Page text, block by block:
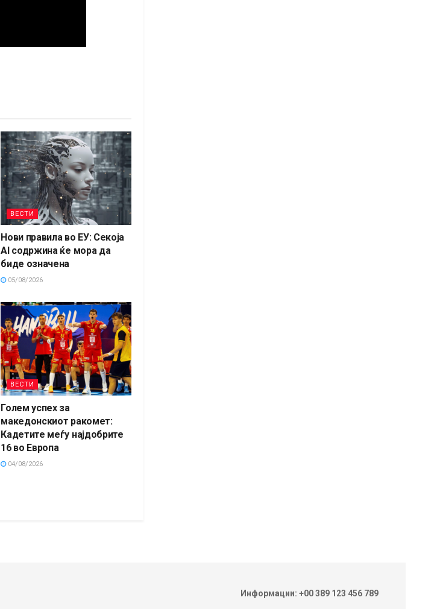
ВЕСТИ
Нови правила во ЕУ: Секоја
AI содржина ќе мора да
биде означена
05/08/2026
ВЕСТИ
Голем успех за
македонскиот ракомет:
Кадетите меѓу најдобрите
16 во Европа
04/08/2026
Информации: +00 389 123 456 789